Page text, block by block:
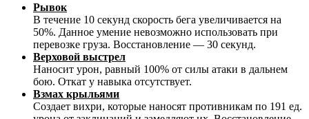
Рывок
В течение 10 секунд скорость бега увеличивается на
50%. Данное умение невозможно использовать при
перевозке груза. Восстановление — 30 секунд.
Верховой выстрел
Наносит урон, равный 100% от силы атаки в дальнем
бою. Откат у навыка отсутствует.
Взмах крыльями
Создает вихри, которые наносят противникам по 191 ед.